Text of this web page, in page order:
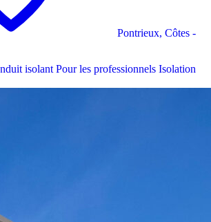
Pontrieux, Côtes -
isolant Pour les professionnels Isolation